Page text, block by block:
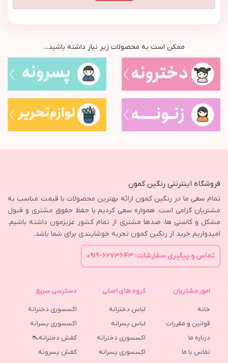
ممکن است به محصولات زیر نیاز داشته باشید...
فروشگاه اینترنتی رنگین کمون
تمام سعی ما در رنگین کمون ارائه بهترین محصولات با قیمت مناسب به
مشتریان گرامی است. همواره سعی کردیم با حفظ حقوق مشتری و قبول
مشکل و کاستی ها، صدها مشتری از تمام کشور عزیزمون داشته باشیم.
امیدواریم خرید از رنگین کمون تجربه خوشایندی برای شما باشد.
تماس و پیگیری سفارشات: ۶۲۷۳۶۴۳-۰۹۱۹
امور مشتریان
خانه
قوانین و مقررات
درباره ما
تماس با ما
گروه های اصلی
لباس دخترانه
لباس پسرانه
اکسسوری دخترانه
اکسسوری پسرانه
دسترسی سریع
اکسسوری دخترانه
اکسسوری پسرانه
کفش دخترانه👠
كفش پسرونه